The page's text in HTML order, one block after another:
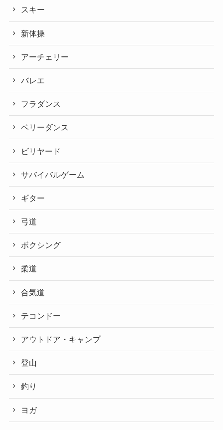
スキー
新体操
アーチェリー
バレエ
フラダンス
ベリーダンス
ビリヤード
サバイバルゲーム
ギター
弓道
ボクシング
柔道
合気道
テコンドー
アウトドア・キャンプ
登山
釣り
ヨガ